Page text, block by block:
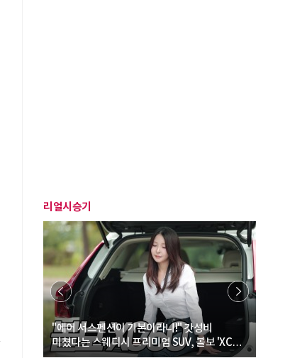
리얼시승기
"에어 서스펜션이 기본이라니!" 갓성비
미쳤다는 스웨디시 프리미엄 SUV, 볼보 'XC60